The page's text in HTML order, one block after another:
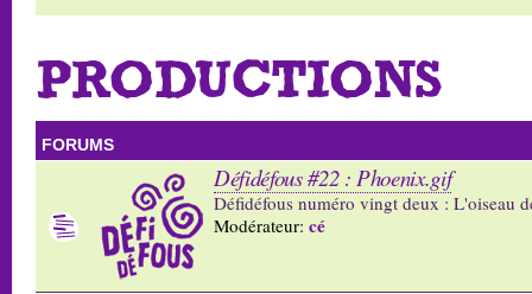
PRODUCTIONS
FORUMS
Défidéfous #22 : Phoenix.gif
Défidéfous numéro vingt deux : L'oiseau
Modérateur: cé